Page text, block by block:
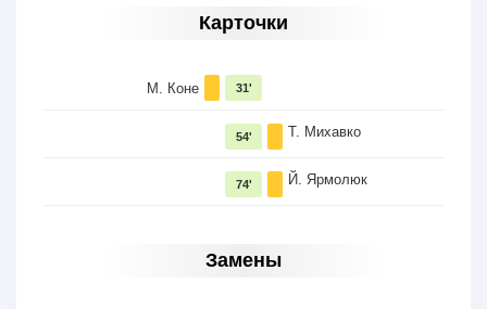
Карточки
М. Коне 31'
Т. Михавко
54'
Й. Ярмолюк
74'
Замены